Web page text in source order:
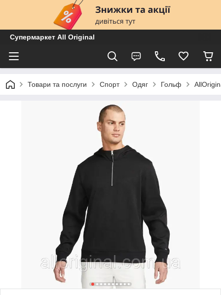
Супермаркет All Original
Товари та послуги Спорт Одяг Гольф